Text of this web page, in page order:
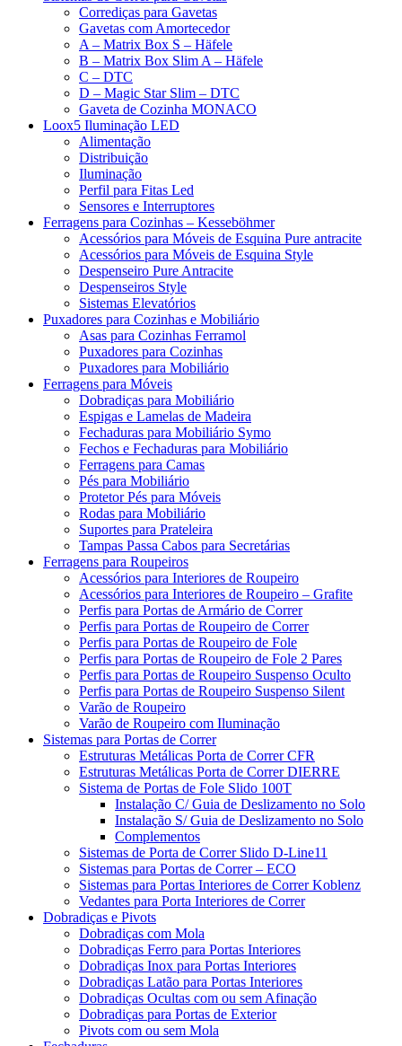
Corrediças para Gavetas
Gavetas com Amortecedor
A – Matrix Box S – Häfele
B – Matrix Box Slim A – Häfele
C – DTC
D – Magic Star Slim – DTC
Gaveta de Cozinha MONACO
Loox5 Iluminação LED
Alimentação
Distribuição
Iluminação
Perfil para Fitas Led
Sensores e Interruptores
Ferragens para Cozinhas – Kesseböhmer
Acessórios para Móveis de Esquina Pure antracite
Acessórios para Móveis de Esquina Style
Despenseiro Pure Antracite
Despenseiros Style
Sistemas Elevatórios
Puxadores para Cozinhas e Mobiliário
Asas para Cozinhas Ferramol
Puxadores para Cozinhas
Puxadores para Mobiliário
Ferragens para Móveis
Dobradiças para Mobiliário
Espigas e Lamelas de Madeira
Fechaduras para Mobiliário Symo
Fechos e Fechaduras para Mobiliário
Ferragens para Camas
Pés para Mobiliário
Protetor Pés para Móveis
Rodas para Mobiliário
Suportes para Prateleira
Tampas Passa Cabos para Secretárias
Ferragens para Roupeiros
Acessórios para Interiores de Roupeiro
Acessórios para Interiores de Roupeiro – Grafite
Perfis para Portas de Armário de Correr
Perfis para Portas de Roupeiro de Correr
Perfis para Portas de Roupeiro de Fole
Perfis para Portas de Roupeiro de Fole 2 Pares
Perfis para Portas de Roupeiro Suspenso Oculto
Perfis para Portas de Roupeiro Suspenso Silent
Varão de Roupeiro
Varão de Roupeiro com Iluminação
Sistemas para Portas de Correr
Estruturas Metálicas Porta de Correr CFR
Estruturas Metálicas Porta de Correr DIERRE
Sistema de Portas de Fole Slido 100T
Instalação C/ Guia de Deslizamento no Solo
Instalação S/ Guia de Deslizamento no Solo
Complementos
Sistemas de Porta de Correr Slido D-Line11
Sistemas para Portas de Correr – ECO
Sistemas para Portas Interiores de Correr Koblenz
Vedantes para Porta Interiores de Correr
Dobradiças e Pivots
Dobradiças com Mola
Dobradiças Ferro para Portas Interiores
Dobradiças Inox para Portas Interiores
Dobradiças Latão para Portas Interiores
Dobradiças Ocultas com ou sem Afinação
Dobradiças para Portas de Exterior
Pivots com ou sem Mola